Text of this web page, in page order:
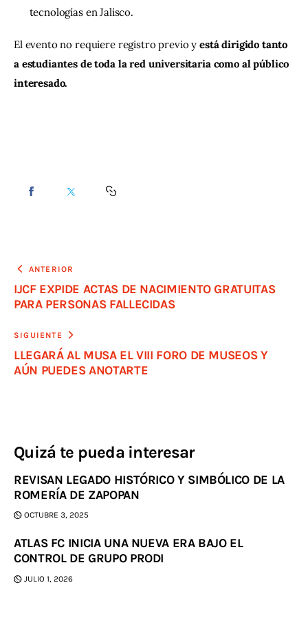
tecnologías en Jalisco.
El evento no requiere registro previo y está dirigido tanto
a estudiantes de toda la red universitaria como al público
interesado.
ANTERIOR
IJCF EXPIDE ACTAS DE NACIMIENTO GRATUITAS
PARA PERSONAS FALLECIDAS
SIGUIENTE
LLEGARÁ AL MUSA EL VIII FORO DE MUSEOS Y
AÚN PUEDES ANOTARTE
Quizá te pueda interesar
REVISAN LEGADO HISTÓRICO Y SIMBÓLICO DE LA
ROMERÍA DE ZAPOPAN
OCTUBRE 3, 2025
ATLAS FC INICIA UNA NUEVA ERA BAJO EL
CONTROL DE GRUPO PRODI
JULIO 1, 2026